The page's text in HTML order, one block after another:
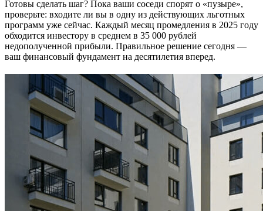
Готовы сделать шаг? Пока ваши соседи спорят о «пузыре»,
проверьте: входите ли вы в одну из действующих льготных
программ уже сейчас. Каждый месяц промедления в 2025 году
обходится инвестору в среднем в 35 000 рублей
недополученной прибыли. Правильное решение сегодня —
ваш финансовый фундамент на десятилетия вперед.